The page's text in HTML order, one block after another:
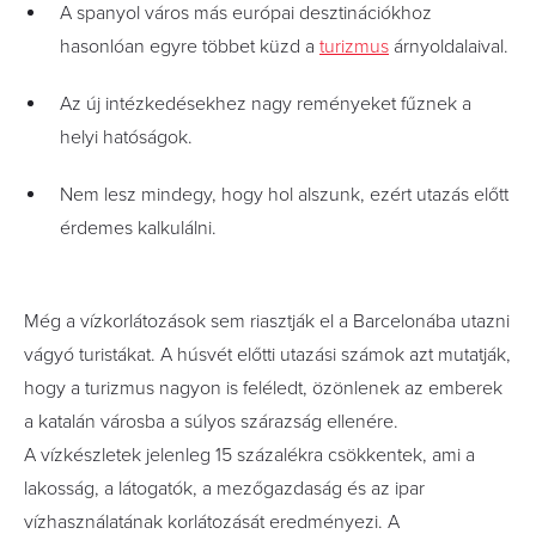
A spanyol város más európai desztinációkhoz
hasonlóan egyre többet küzd a turizmus árnyoldalaival.
Az új intézkedésekhez nagy reményeket fűznek a
helyi hatóságok.
Nem lesz mindegy, hogy hol alszunk, ezért utazás előtt
érdemes kalkulálni.
Még a vízkorlátozások sem riasztják el a Barcelonába utazni
vágyó turistákat. A húsvét előtti utazási számok azt mutatják,
hogy a turizmus nagyon is feléledt, özönlenek az emberek
a katalán városba a súlyos szárazság ellenére.
A vízkészletek jelenleg 15 százalékra csökkentek, ami a
lakosság, a látogatók, a mezőgazdaság és az ipar
vízhasználatának korlátozását eredményezi. A